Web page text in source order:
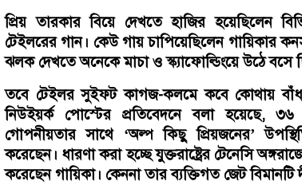
প্রিয় তারকার বিয়ে দেখতে হাজির হয়েছিলেন
টেইলরের গান। কেউ গায় চাপিয়েছিলেন গায়িকার
ঝলক দেখতে অনেকে মাচা ও স্ক্যাফোল্ডিংয়ে উঠে বসে
তবে টেইলর সুইফট কাগজ-কলমে কবে কোথায়
নিউইয়র্ক পোস্টের প্রতিবেদনে বলা হয়েছে,
গোপনীয়তার সাথে ‘অল্প কিছু প্রিয়জনের’
করেছেন। ধারণা করা হচ্ছে যুক্তরাষ্ট্রের টেনেসি
করেছেন গায়িকা। কেননা তার ব্যক্তিগত জেট বিমানটি